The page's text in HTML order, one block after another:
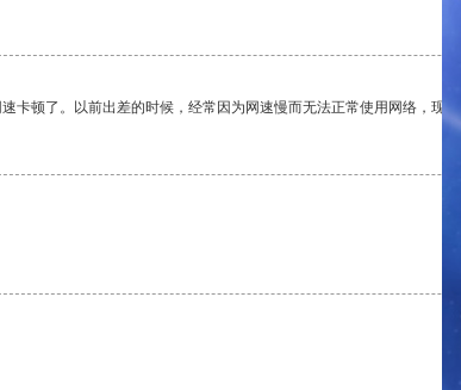
顿了。以前出差的时候，经常因为网速慢而无法正常使用网络，现